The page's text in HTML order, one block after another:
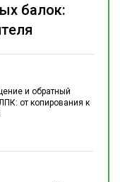
и обратный
от копирования к
балок: